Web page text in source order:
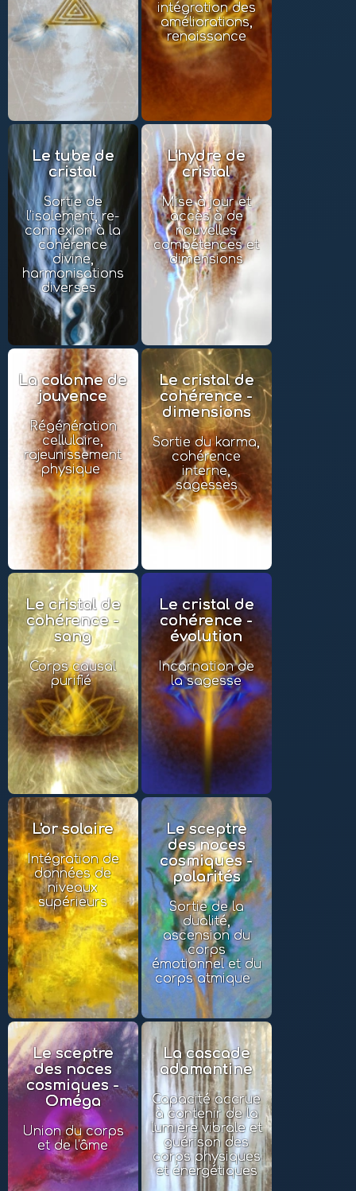
intégration des
améliorations,
renaissance
Le tube de
cristal
Sortie de
l'isolement, re-
connexion à la
cohérence
divine,
harmonisations
diverses
L'hydre de
cristal
Mise à jour et
accès à de
nouvelles
compétences et
dimensions
La colonne de
jouvence
Régénération
cellulaire,
rajeunissement
physique
Le cristal de
cohérence -
dimensions
Sortie du karma,
cohérence
interne,
sagesses
Le cristal de
cohérence -
sang
Corps causal
purifié
Le cristal de
cohérence -
évolution
Incarnation de
la sagesse
L'or solaire
Intégration de
données de
niveaux
supérieurs
Le sceptre
des noces
cosmiques -
polarités
Sortie de la
dualité,
ascension du
corps
émotionnel et du
corps atmique
Le sceptre
des noces
cosmiques -
Oméga
Union du corps
et de l'âme
La cascade
adamantine
Capacité accrue
à contenir de la
lumière vibrale et
guérison des
corps physiques
et énergétiques